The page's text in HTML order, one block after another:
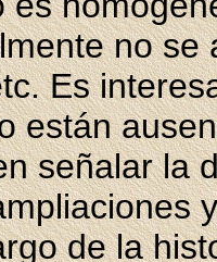
no
Es
están
señalar la
de la